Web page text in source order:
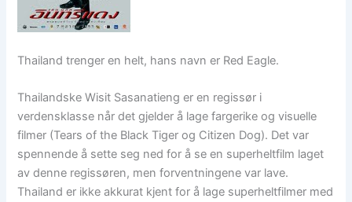
Thailand trenger en helt, hans navn er Red Eagle.
Thailandske Wisit Sasanatieng er en regissør i
verdensklasse når det gjelder å lage fargerike og visuelle
filmer (Tears of the Black Tiger og Citizen Dog). Det var
spennende å sette seg ned for å se en superheltfilm laget
av denne regissøren, men forventningene var lave.
Thailand er ikke akkurat kjent for å lage superheltfilmer med